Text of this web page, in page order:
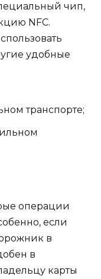
чип,
NFC.
удобные
транспорте;
операции
если
в
в
карты